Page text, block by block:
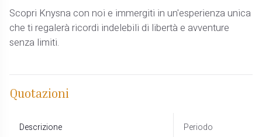
Scopri Knysna con noi e immergiti in un'esperienza unica
che ti regalerà ricordi indelebili di libertà e avventure
senza limiti.
Quotazioni
Descrizione Periodo